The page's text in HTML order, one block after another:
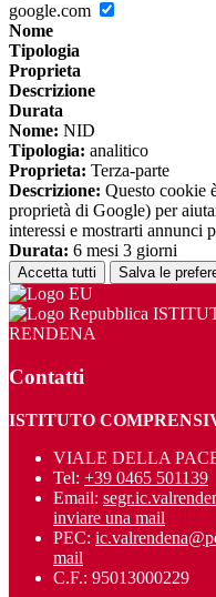
google.com
Nome
Tipologia
Proprieta
Descrizione
Durata
Nome: NID
Tipologia: analitico
Proprieta: Terza-parte
Descrizione: Questo cookie
proprietà di Google) per
interessi e mostrarti annunci
Durata: 6 mesi 3 giorni
Accetta tutti Salva le
RENDENA
Contatti
ISTITUTO
VIALE DELLA
Tel: +39 0465 501139
Email:
inviare una mail
PEC:
mail
C.F.: 95013000229